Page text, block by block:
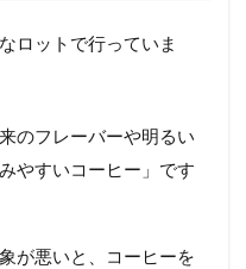
ロットで行っていま
のフレーバーや明るい
やすいコーヒー」です
が悪いと、コーヒーを